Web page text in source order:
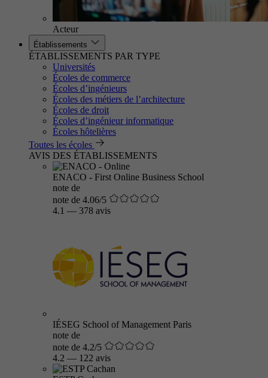
Acteur
Établissements
ÉTABLISSEMENTS PAR TYPE
Universités
Écoles de commerce
Écoles d’ingénieurs
Écoles des métiers de l’architecture
Écoles de droit
Écoles d’ingénieur informatique
Écoles hôtelières
Toutes les écoles
AVIS DES ÉTABLISSEMENTS
ENACO - First Online Business School
note de
note de 4.06/5
4.1 — 378 avis
IÉSEG School of Management Paris
note de
note de 4.2/5
4.2 — 122 avis